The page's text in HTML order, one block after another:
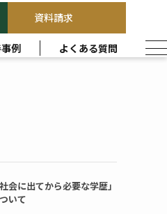
資料請求
例 よくある質問
社会に出てから必要な学歴」
いて